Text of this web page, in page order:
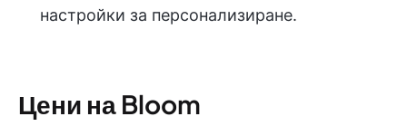
настройки за персонализиране.
Цени на Bloom